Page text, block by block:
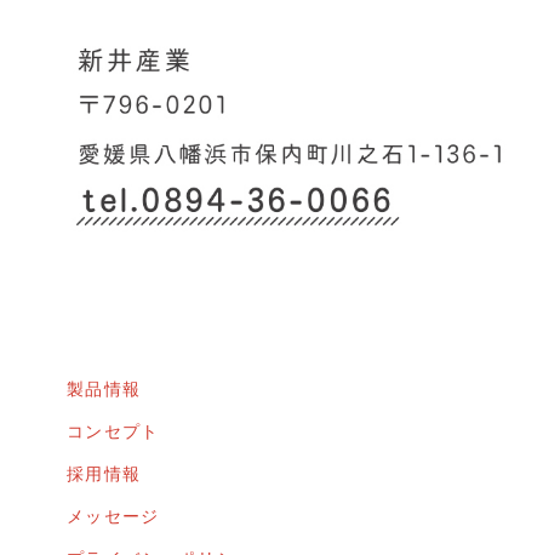
製品情報
コンセプト
採用情報
メッセージ